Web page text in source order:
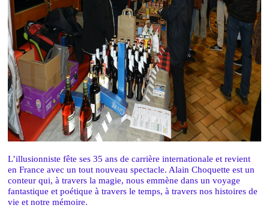
L’illusionniste fête ses 35 ans de carrière internationale et revient
en France avec un tout nouveau spectacle. Alain Choquette est un
conteur qui, à travers la magie, nous emmène dans un voyage
fantastique et poétique à travers le temps, à travers nos histoires de
vie et notre mémoire.